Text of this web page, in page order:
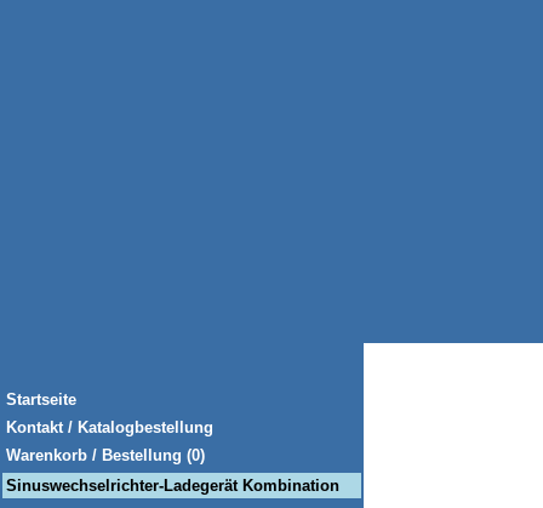
Startseite
Kontakt / Katalogbestellung
Warenkorb / Bestellung (0)
Sinuswechselrichter-Ladegerät Kombination